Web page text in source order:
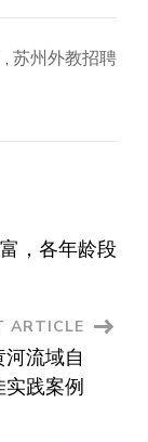
, 苏州外教招聘
，各年龄段
ARTICLE
流域自
实践案例